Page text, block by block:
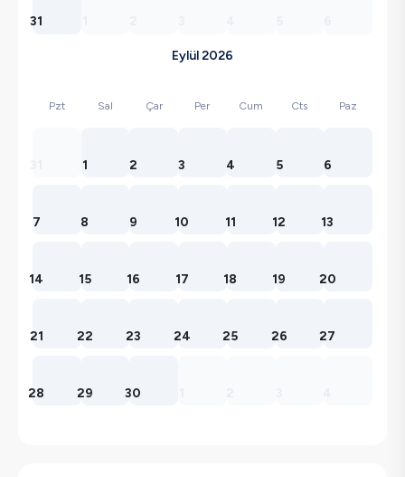
31
Eylül 2026
Pzt Sal Çar Per Cum Cts Paz
1 2 3 4 5 6
7 8 9 10 11 12 13
14 15 16 17 18 19 20
21 22 23 24 25 26 27
28 29 30